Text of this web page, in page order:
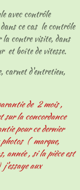
avec contrôle
ce cas le contrôle
contre visite, dans
et boîte de vitesse.
carnet d'entretien,
de 2 mois ,
sur la concordance
pour ce dernier
( marque,
année , si la pièce est
aux